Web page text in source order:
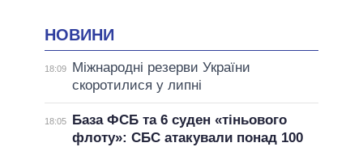
НОВИНИ
18:09
Міжнародні резерви України
скоротилися у липні
18:05
База ФСБ та 6 суден «тіньового
флоту»: СБС атакували понад 100